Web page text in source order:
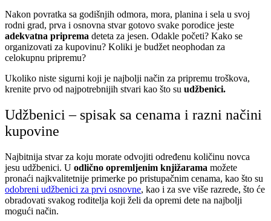
Nakon povratka sa godišnjih odmora, mora, planina i sela u svoj
rodni grad, prva i osnovna stvar gotovo svake porodice jeste
adekvatna priprema deteta za jesen. Odakle početi? Kako se
organizovati za kupovinu? Koliki je budžet neophodan za
celokupnu pripremu?
Ukoliko niste sigurni koji je najbolji način za pripremu troškova,
krenite prvo od najpotrebnijih stvari kao što su udžbenici.
Udžbenici – spisak sa cenama i razni načini
kupovine
Najbitnija stvar za koju morate odvojiti određenu količinu novca
jesu udžbenici. U odlično opremljenim knjižarama možete
pronaći najkvalitetnije primerke po pristupačnim cenama, kao što su
odobreni udžbenici za prvi osnovne, kao i za sve više razrede, što će
obradovati svakog roditelja koji želi da opremi dete na najbolji
mogući način.